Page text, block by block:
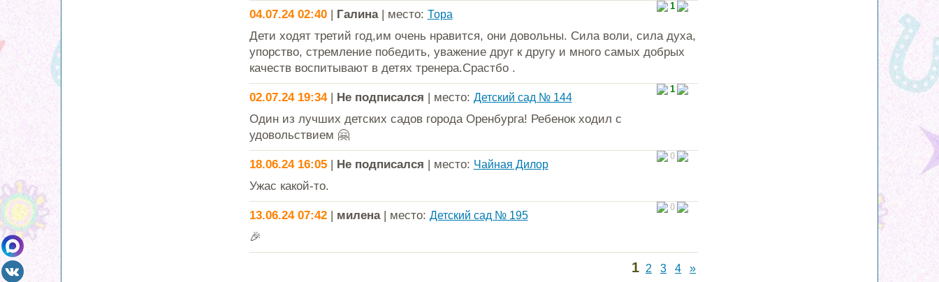
1
04.07.24 02:40| Галина| место: Тора
Дети ходят третий год,им очень нравится, они довольны. Сила воли, сила духа,
упорство, стремление победить, уважение друг к другу и много самых добрых
качеств воспитывают в детях тренера.Срастбо .
1
02.07.24 19:34| Не подписался | место: Детский сад № 144
Один из лучших детских садов города Оренбурга! Ребенок ходил с
удовольствием 🤗
0
18.06.24 16:05| Не подписался | место: Чайная Дилор
Ужас какой-то.
0
13.06.24 07:42| милена| место: Детский сад № 195
🎉
1 2 3 4 »